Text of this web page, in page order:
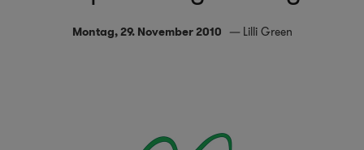
Montag, 29. November 2010 Lilli Green